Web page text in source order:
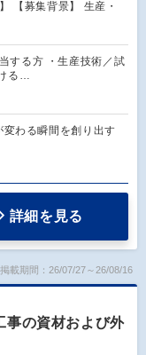
【募集背景】 生産・
する方 ・生産技術／試
る…
わる瞬間を創り出す
詳細を見る
掲載期間：26/07/27～26/08/16
事の資材および外